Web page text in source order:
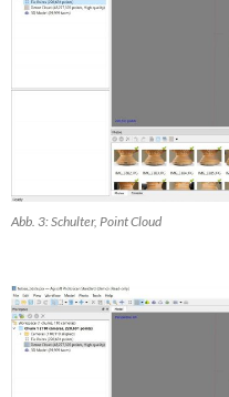
Abb. 3: Schulter, Point Cloud